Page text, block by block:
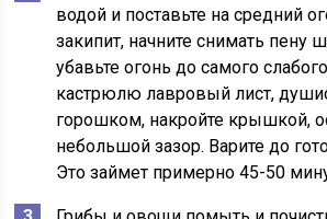
водой и поставьте на средний
закипит, начните снимать пену
убавьте огонь до самого
кастрюлю лавровый лист,
горошком, накройте крышкой,
небольшой зазор. Варите до
Это займет примерно 45-50